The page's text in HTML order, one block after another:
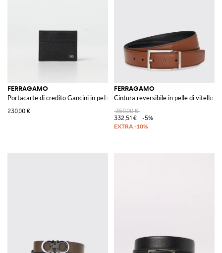
FERRAGAMO
Portacarte di credito Gancini in pelle a grana
230,00 €
FERRAGAMO
Cintura reversibile in pelle di vitello a
350,00 €
332,51 €
-5%